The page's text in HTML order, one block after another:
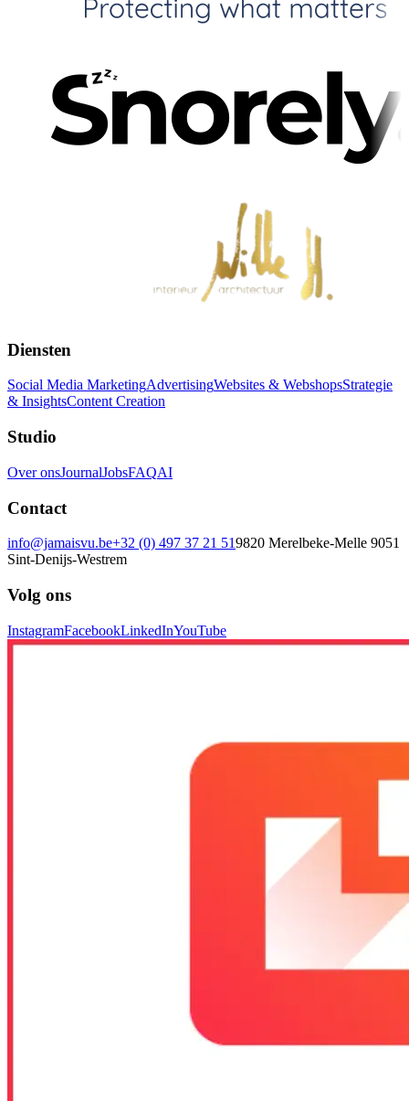
Diensten
Social Media MarketingAdvertisingWebsites & WebshopsStrategie
& InsightsContent Creation
Studio
Over onsJournalJobsFAQAI
Contact
info@jamaisvu.be+32 (0) 497 37 21 519820 Merelbeke-Melle 9051
Sint-Denijs-Westrem
Volg ons
InstagramFacebookLinkedInYouTube